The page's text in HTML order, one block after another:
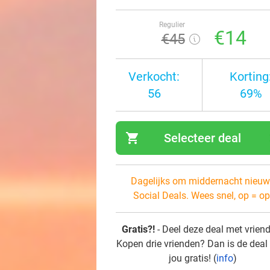
Regulier
€45 €14
Verkocht:
56
69%
shopping_cart Selecteer deal
Dagelijks om middernacht
Social Deals. Wees snel, op =
Gratis?! - Deel deze deal met
Kopen drie vrienden? Dan is de
jou gratis! (info)